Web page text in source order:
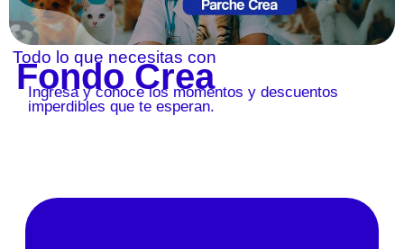
Todo lo que necesitas con
Fondo Crea
Ingresa y conoce los momentos y descuentos
imperdibles que te esperan.